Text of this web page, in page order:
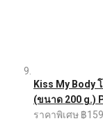
Kiss My Body
(ขนาด 200 g.)
ราคาพิเศษ ฿159